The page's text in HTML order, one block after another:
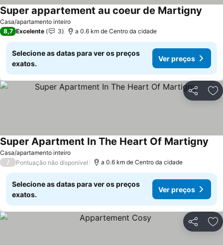
Casa/apartamento inteiro
Super appartement au coeur de Martigny
8,7 Excelente 3 a 0.6 km de Centro da cidade
Selecione as datas para ver os preços
exatos.
Ver preços
Partilhar
Casa/apartamento inteiro
Super Apartment In The Heart Of Martigny
/ Pontuação não disponível a 0.6 km de Centro da cidade
Selecione as datas para ver os preços
exatos.
Ver preços
Partilhar